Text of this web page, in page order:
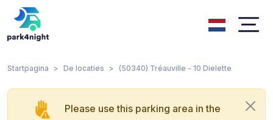
Startpagina De locaties (50340) Tréauville - 10 Dielette
Please use this parking area in the